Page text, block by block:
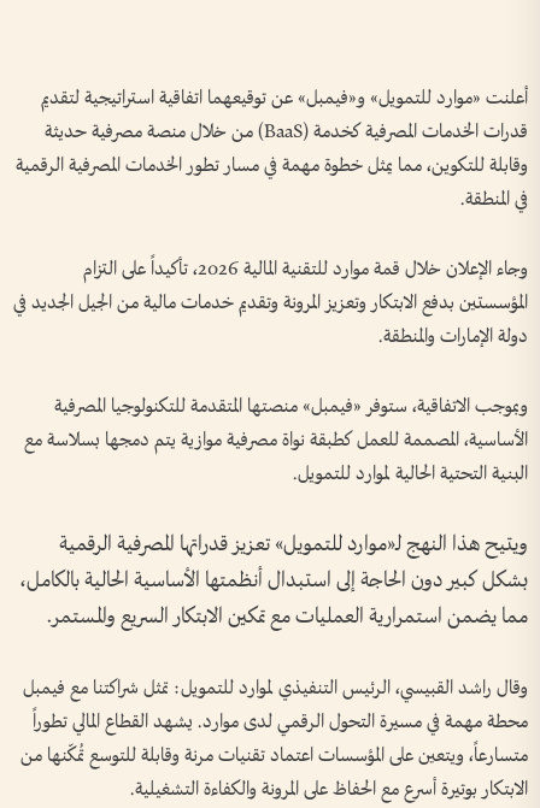
أعلنت «موارد للتمويل» و«فيمبل» عن توقيعهما اتفاقية استراتيجية لتقديم
قدرات الخدمات المصرفية كخدمة (BaaS) من خلال منصة مصرفية حديثة
وقابلة للتكوين، مما يمثل خطوة مهمة في مسار تطور الخدمات المصرفية الرقمية
في المنطقة.
وجاء الإعلان خلال قمة موارد للتقنية المالية 2026، تأكيداً على التزام
المؤسستين بدفع الابتكار وتعزيز المرونة وتقديم خدمات مالية من الجيل الجديد في
دولة الإمارات والمنطقة.
وبموجب الاتفاقية، ستوفر «فيمبل» منصتها المتقدمة للتكنولوجيا المصرفية
الأساسية، المصممة للعمل كطبقة نواة مصرفية موازية يتم دمجها بسلاسة مع
البنية التحتية الحالية لموارد للتمويل.
ويتيح هذا النهج لـ«موارد للتمويل» تعزيز قدراتها المصرفية الرقمية
بشكل كبير دون الحاجة إلى استبدال أنظمتها الأساسية الحالية بالكامل،
مما يضمن استمرارية العمليات مع تمكين الابتكار السريع والمستمر.
وقال راشد القبيسي، الرئيس التنفيذي لموارد للتمويل: تمثل شراكتنا مع فيمبل
محطة مهمة في مسيرة التحول الرقمي لدى موارد. يشهد القطاع المالي تطوراً
متسارعاً، ويتعين على المؤسسات اعتماد تقنيات مرنة وقابلة للتوسع تُمكّنها من
الابتكار بوتيرة أسرع مع الحفاظ على المرونة والكفاءة التشغيلية.